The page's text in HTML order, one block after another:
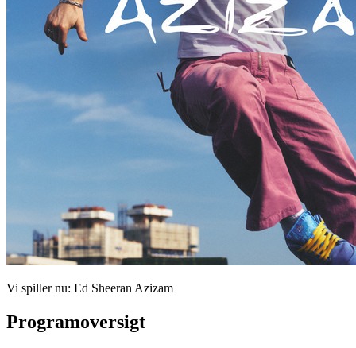
Vi spiller nu: Ed Sheeran Azizam
Programoversigt